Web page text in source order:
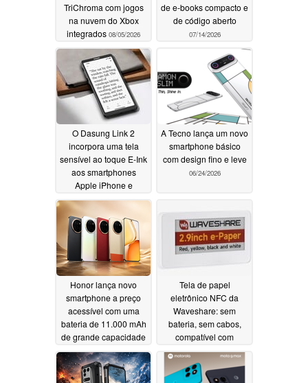
TriChroma com jogos
na nuvem do Xbox
integrados 08/05/2026
de e-books compacto e
de código aberto
07/14/2026
O Dasung Link 2
incorpora uma tela
sensível ao toque E-Ink
aos smartphones
Apple iPhone e
Android06/26/2026
A Tecno lança um novo
smartphone básico
com design fino e leve
06/24/2026
Honor lança novo
smartphone a preço
acessível com uma
bateria de 11.000 mAh
de grande capacidade
06/23/2026
Tela de papel
eletrônico NFC da
Waveshare: sem
bateria, sem cabos,
compatível com
conteúdo colorido
06/20/2026